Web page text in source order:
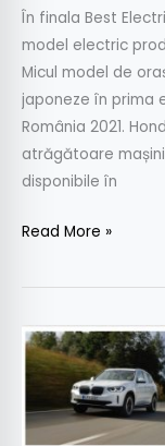
În finala Best
model electric
Micul model de
japoneze în prima
România 2021.
atrăgătoare
disponibile în
Read More »
Best
Electric
2021